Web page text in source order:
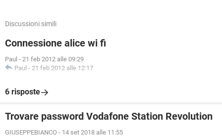
Discussioni simili
Connessione alice wi fi
Paul - 21 feb 2012 alle 09:29
Paul - 21 feb 2012 alle 12:17
6 risposte
Trovare password Vodafone Station Revolution
GIUSEPPEBIANCO - 14 set 2018 alle 11:55